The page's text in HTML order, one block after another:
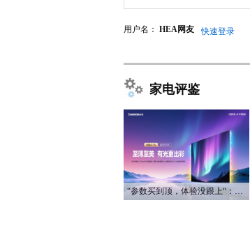
用户名： HEA网友 快速登录
家电评鉴
“参数买到顶，体验没跟上“：长虹追光Q70S给高端电视打了个样